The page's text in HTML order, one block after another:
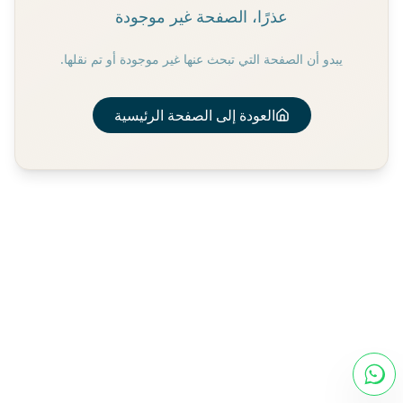
عذرًا، الصفحة غير موجودة
يبدو أن الصفحة التي تبحث عنها غير موجودة أو تم نقلها.
العودة إلى الصفحة الرئيسية